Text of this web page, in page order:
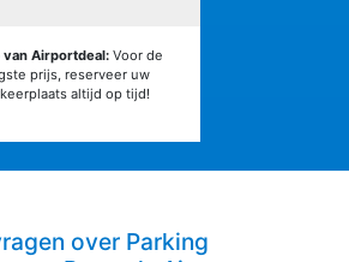
van Airportdeal: Voor de
prijs, reserveer uw
altijd op tijd!
over Parking